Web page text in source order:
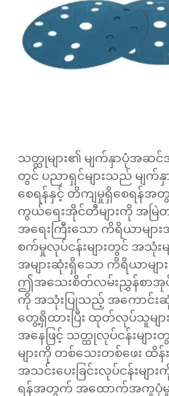
သတ္ထုများ၏ မျက်နှာပုံအဆင်
တွင် ပညာရှင်များသည် မျက်
စေရန်နှင့် တိကျမှုရှိစေရန်အ
ကွယ်ရေးအိုင်တီများကို အမ
အရေးကြီးသော ကိရိယာမ
စက်မှုလုပ်ငန်းများတွင် အသုံး
အများဆုံးရှိသော ကိရိယာမျ
ဤအသေးစိတ်လမ်းညွှန်စာအု
ကို အသုံးပြုသည့် အကောင်းဆုံး
တွေ့ရှိထားပြီး ထုတ်လုပ်သူမျာ
အနေဖြင့် သတ္ထုလုပ်ငန်းမျာ
များကို တစ်သေးတစ်ဖေး ထိ
အသင်းပေးခြင်းလုပ်ငန်းမျ
ရန်အတွက် အထောက်အကူပုံမှုမ